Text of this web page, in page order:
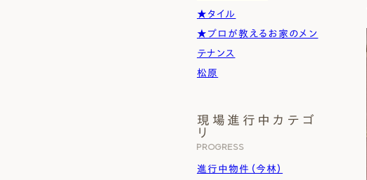
★タイル
★プロが教えるお家のメン
テナンス
松原
現場進行中カテゴ
リ
PROGRESS
進行中物件（今林）